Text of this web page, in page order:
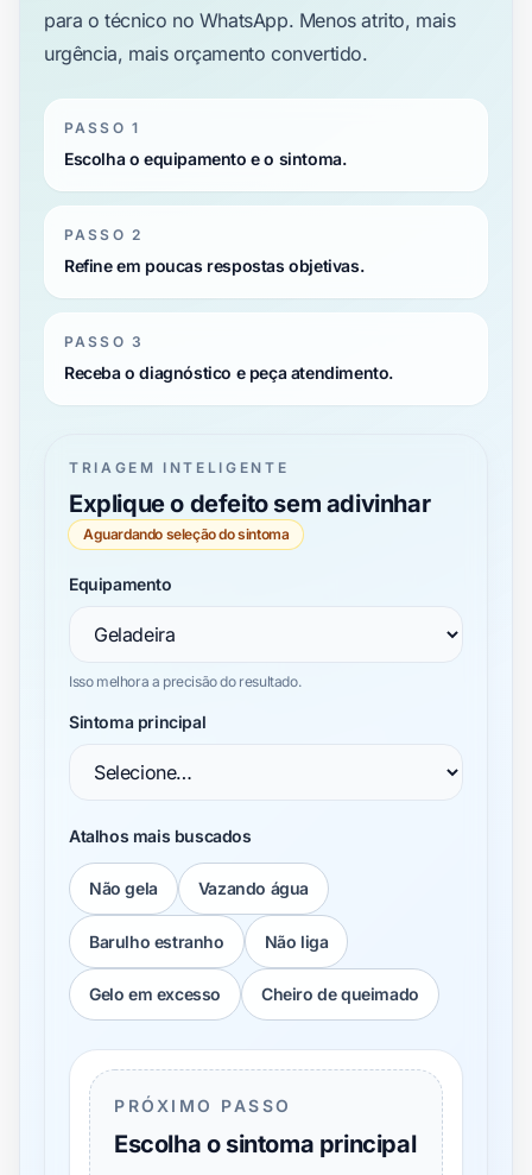
para o técnico no WhatsApp. Menos atrito, mais
urgência, mais orçamento convertido.
PASSO 1
Escolha o equipamento e o sintoma.
PASSO 2
Refine em poucas respostas objetivas.
PASSO 3
Receba o diagnóstico e peça atendimento.
TRIAGEM INTELIGENTE
Explique o defeito sem adivinhar
Aguardando seleção do sintoma
Equipamento
Isso melhora a precisão do resultado.
Sintoma principal
Atalhos mais buscados
Não gela Vazando água
Barulho estranho Não liga
Gelo em excesso Cheiro de queimado
PRÓXIMO PASSO
Escolha o sintoma principal